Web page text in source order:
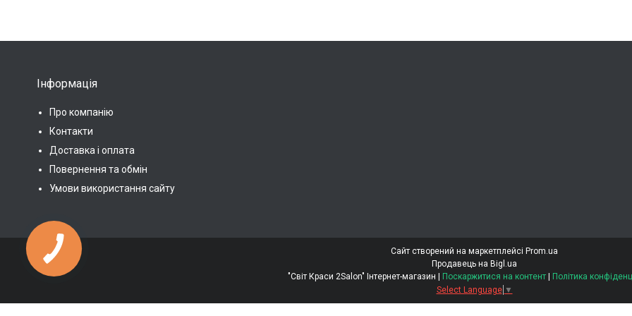
Інформація
Про компанію
Контакти
Доставка і оплата
Повернення та обмін
Умови використання сайту
Сайт створений на маркетплейсі Prom.ua
Продавець на Bigl.ua
Поскаржитися на контент
Політика
Select Language ▼